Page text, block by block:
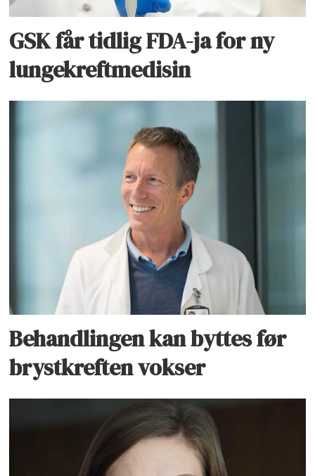
GSK får tidlig FDA-ja for ny
lungekreftmedisin
Behandlingen kan byttes før
brystkreften vokser